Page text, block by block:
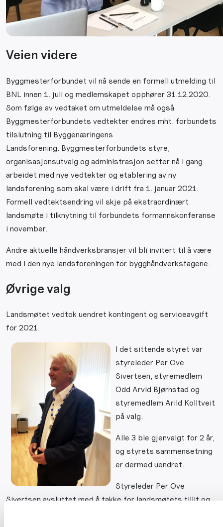
Veien videre
Byggmesterforbundet vil nå sende en formell utmelding til
BNL innen 1. juli og medlemskapet opphører 31.12.2020.
Som følge av vedtaket om utmeldelse må også
Byggmesterforbundets vedtekter endres mht. forbundets
tilslutning til Byggenæringens
Landsforening. Byggmesterforbundets styre,
organisasjonsutvalg og administrasjon setter nå i gang
arbeidet med nye vedtekter og etablering av ny
landsforening som skal være i drift fra 1. januar 2021.
Formell vedtektsendring vil skje på ekstraordinært
landsmøte i tilknytning til forbundets formannskonferanse
i november.
Andre aktuelle håndverksbransjer vil bli invitert til å være
med i den nye landsforeningen for bygghåndverksfagene.
Øvrige valg
Landsmøtet vedtok uendret kontingent og serviceavgift
for 2021.
I det sittende styret var
styreleder Per Ove
Sivertsen, styremedlem
Odd Arvid Bjørnstad og
styremedlem Arild Kolltveit
på valg.
Alle 3 ble gjenvalgt for 2 år,
og styrets sammensetning
er dermed uendret.
Styreleder Per Ove
Sivertsen avsluttet med å takke for landsmøtets tillit og